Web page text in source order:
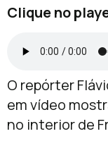
Clique no
O repórter
em vídeo
no interior de